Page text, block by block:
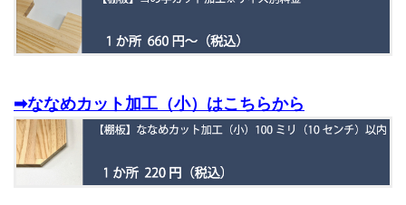
➡ななめカット加工（小）はこちらから